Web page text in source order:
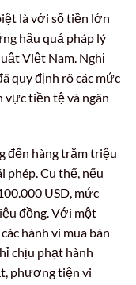
là với số tiền lớn
hậu quả pháp lý
Việt Nam. Nghị
quy định rõ các mức
vực tiền tệ và ngân
đến hàng trăm triệu
phép. Cụ thể, nếu
USD, mức
đồng. Với một
các hành vi mua bán
chịu phạt hành
phương tiện vi